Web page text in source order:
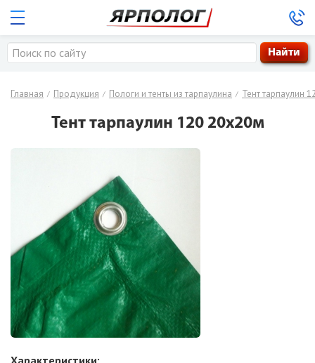
Заказать обратный звонок
Главная / Продукция / Пологи и тенты из тарпаулина / Тент тарпаулин
Тент тарпаулин 120 20х20м
Характеристики: